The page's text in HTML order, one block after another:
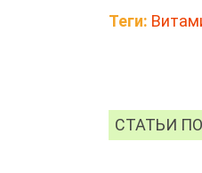
Теги:
СТАТЬИ